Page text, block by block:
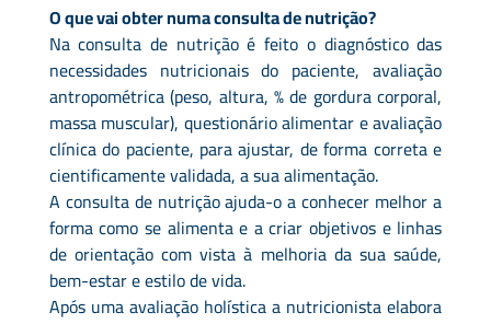
O que vai obter numa consulta de nutrição?
Na consulta de nutrição é feito o diagnóstico das
necessidades nutricionais do paciente, avaliação
antropométrica (peso, altura, % de gordura corporal,
massa muscular), questionário alimentar e avaliação
clínica do paciente, para ajustar, de forma correta e
cientificamente validada, a sua alimentação.
A consulta de nutrição ajuda-o a conhecer melhor a
forma como se alimenta e a criar objetivos e linhas
de orientação com vista à melhoria da sua saúde,
bem-estar e estilo de vida.
Após uma avaliação holística a nutricionista elabora